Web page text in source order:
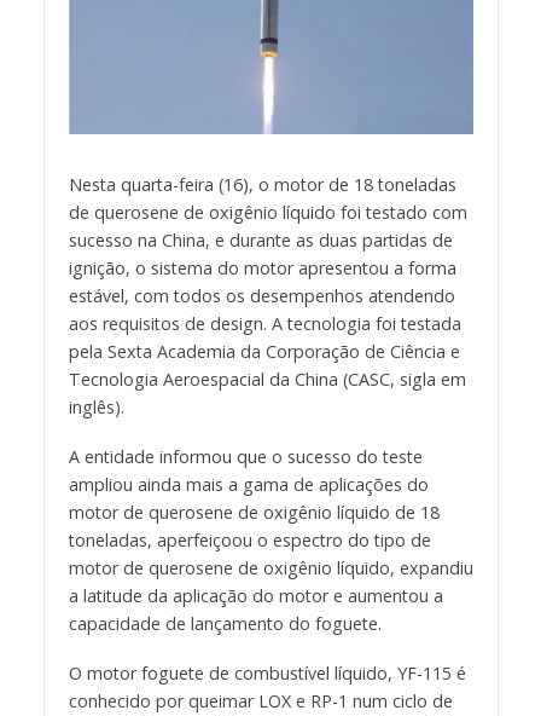
Nesta quarta-feira (16), o motor de 18 toneladas
de querosene de oxigênio líquido foi testado com
sucesso na China, e durante as duas partidas de
ignição, o sistema do motor apresentou a forma
estável, com todos os desempenhos atendendo
aos requisitos de design. A tecnologia foi testada
pela Sexta Academia da Corporação de Ciência e
Tecnologia Aeroespacial da China (CASC, sigla em
inglês).
A entidade informou que o sucesso do teste
ampliou ainda mais a gama de aplicações do
motor de querosene de oxigênio líquido de 18
toneladas, aperfeiçoou o espectro do tipo de
motor de querosene de oxigênio líquido, expandiu
a latitude da aplicação do motor e aumentou a
capacidade de lançamento do foguete.
O motor foguete de combustível líquido, YF-115 é
conhecido por queimar LOX e RP-1 num ciclo de